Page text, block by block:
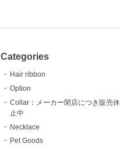
Categories
Hair ribbon
Option
Collar：メーカー閉店につき販売休
止中
Necklace
Pet Goods